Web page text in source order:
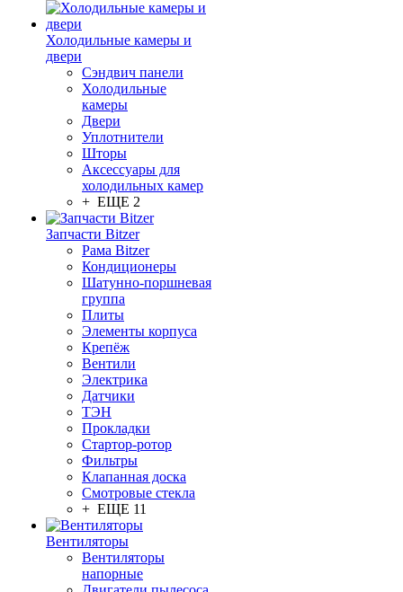
Холодильные камеры и
двери
Сэндвич панели
Холодильные
камеры
Двери
Уплотнители
Шторы
Аксессуары для
холодильных камер
+ ЕЩЕ 2
Запчасти Bitzer
Рама Bitzer
Кондиционеры
Шатунно-поршневая
группа
Плиты
Элементы корпуса
Крепёж
Вентили
Электрика
Датчики
ТЭН
Прокладки
Стартор-ротор
Фильтры
Клапанная доска
Смотровые стекла
+ ЕЩЕ 11
Вентиляторы
Вентиляторы
напорные